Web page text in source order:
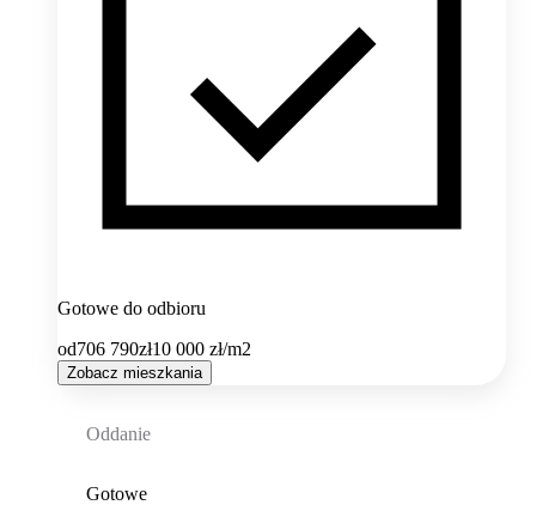
Gotowe do odbioru
od706 790zł10 000 zł/m2
Zobacz mieszkania
Oddanie
Gotowe